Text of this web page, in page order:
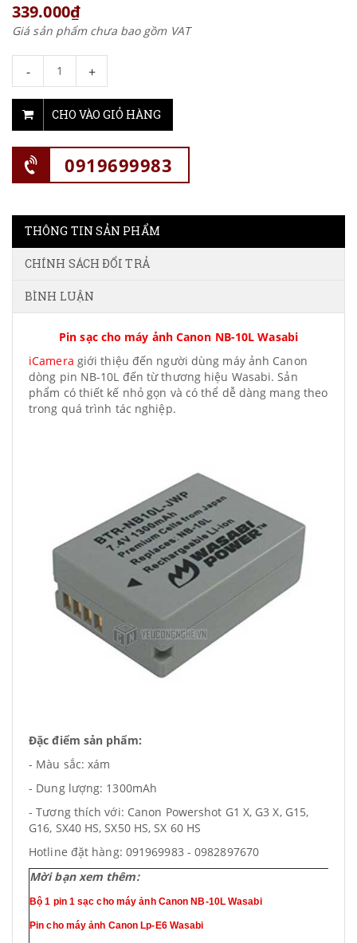
339.000₫
Giá sản phẩm chưa bao gồm VAT
- +
CHO VÀO GIỎ HÀNG
0919699983
THÔNG TIN SẢN PHẨM
CHÍNH SÁCH ĐỔI TRẢ
BÌNH LUẬN
Pin sạc cho máy ảnh Canon NB-10L Wasabi
iCamera giới thiệu đến người dùng máy ảnh Canon
dòng pin NB-10L đến từ thương hiệu Wasabi. Sản
phẩm có thiết kế nhỏ gọn và có thể dễ dàng mang theo
trong quá trình tác nghiệp.
Đặc điểm sản phẩm:
- Màu sắc: xám
- Dung lượng: 1300mAh
- Tương thích với: Canon Powershot G1 X, G3 X, G15,
G16, SX40 HS, SX50 HS, SX 60 HS
Hotline đặt hàng: 091969983 - 0982897670
Mời bạn xem thêm:
Bộ 1 pin 1 sạc cho máy ảnh Canon NB-10L Wasabi
Pin cho máy ảnh Canon Lp-E6 Wasabi